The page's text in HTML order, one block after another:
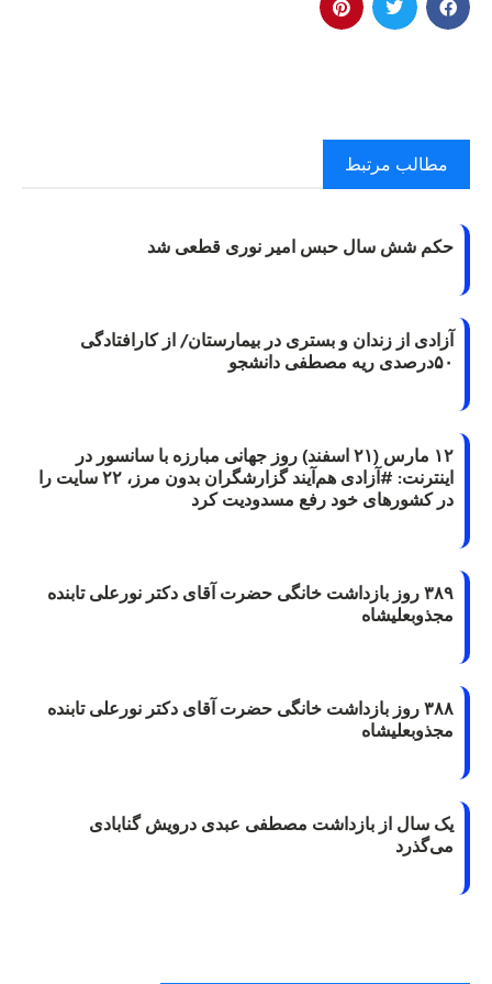
مطالب مرتبط
حکم شش سال حبس امیر نوری قطعی شد
آزادی از زندان و بستری در بیمارستان/ از کارافتادگی
۵۰درصدی ریه مصطفی دانشجو
۱۲ مارس (۲۱ اسفند) روز جهانی مبارزه با سانسور در
اینترنت: #آزادی هم‌آیند گزارشگران‌ بدون مرز، ۲۲ سایت را
در کشورهای خود رفع مسدودیت کرد
۳۸۹ روز بازداشت خانگی حضرت آقای دکتر نورعلی تابنده
مجذوبعلیشاه
۳۸۸ روز بازداشت خانگی حضرت آقای دکتر نورعلی تابنده
مجذوبعلیشاه
یک سال از بازداشت مصطفی عبدی درویش گنابادی
می‌گذرد